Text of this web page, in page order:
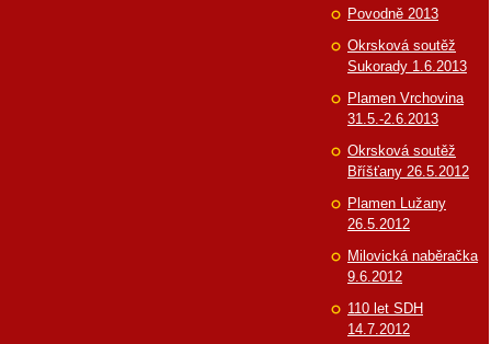
Povodně 2013
Okrsková soutěž
Sukorady 1.6.2013
Plamen Vrchovina
31.5.-2.6.2013
Okrsková soutěž
Bříšťany 26.5.2012
Plamen Lužany
26.5.2012
Milovická naběračka
9.6.2012
110 let SDH
14.7.2012